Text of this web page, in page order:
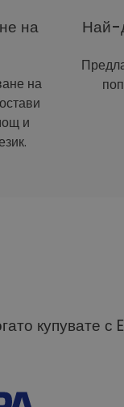
на
на
и
Най-
купувате